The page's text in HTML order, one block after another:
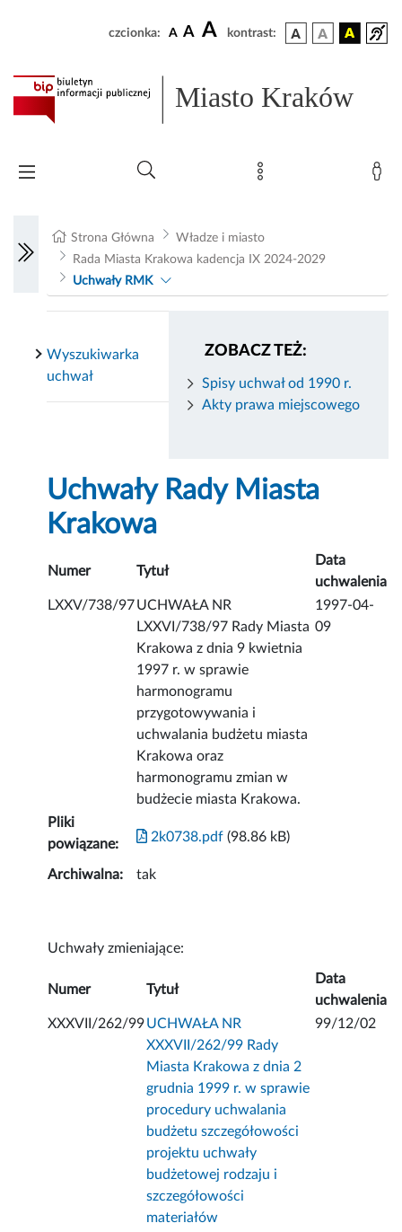
czcionka: A A A kontrast:
Miasto Kraków
Strona Główna
Władze i miasto
Rada Miasta Krakowa kadencja IX 2024-2029
Uchwały RMK
ZOBACZ TEŻ:
Spisy uchwał od 1990 r.
Akty prawa miejscowego
Wyszukiwarka
uchwał
Uchwały Rady Miasta
Krakowa
Numer Tytuł
Data
uchwalenia
LXXV/738/97UCHWAŁA NR
LXXVI/738/97 Rady Miasta
Krakowa z dnia 9 kwietnia
1997 r. w sprawie
harmonogramu
przygotowywania i
uchwalania budżetu miasta
Krakowa oraz
harmonogramu zmian w
budżecie miasta Krakowa.
1997-04-
09
Pliki
powiązane:
2k0738.pdf (98.86 kB)
Archiwalna: tak
Uchwały zmieniające:
Numer Tytuł
Data
uchwalenia
XXXVII/262/99UCHWAŁA NR
XXXVII/262/99 Rady
Miasta Krakowa z dnia 2
grudnia 1999 r. w sprawie
procedury uchwalania
budżetu szczegółowości
projektu uchwały
budżetowej rodzaju i
szczegółowości
materiałów
99/12/02